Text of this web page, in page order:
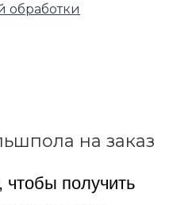
обработки
на заказ
получить